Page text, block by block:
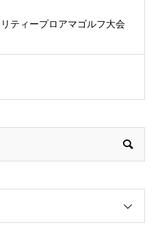
ティープロアマゴルフ大会